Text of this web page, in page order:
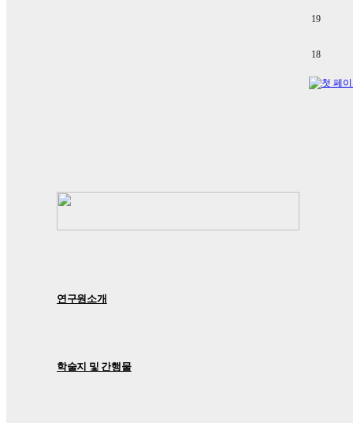
19
18
연구원소개
학술지 및 간행물